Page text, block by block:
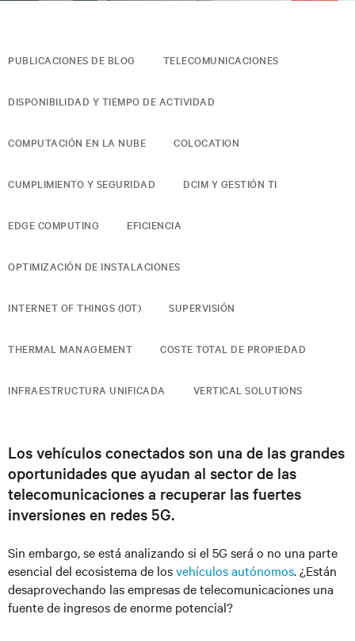
PUBLICACIONES DE BLOG TELECOMUNICACIONES
DISPONIBILIDAD Y TIEMPO DE ACTIVIDAD
COMPUTACIÓN EN LA NUBE COLOCATION
CUMPLIMIENTO Y SEGURIDAD DCIM Y GESTIÓN TI
EDGE COMPUTING EFICIENCIA
OPTIMIZACIÓN DE INSTALACIONES
INTERNET OF THINGS (IOT) SUPERVISIÓN
THERMAL MANAGEMENT COSTE TOTAL DE PROPIEDAD
INFRAESTRUCTURA UNIFICADA VERTICAL SOLUTIONS
Los vehículos conectados son una de las grandes
oportunidades que ayudan al sector de las
telecomunicaciones a recuperar las fuertes
inversiones en redes 5G.
Sin embargo, se está analizando si el 5G será o no una parte
esencial del ecosistema de losvehículos autónomos. ¿Están
desaprovechando las empresas de telecomunicaciones una
fuente de ingresos de enorme potencial?